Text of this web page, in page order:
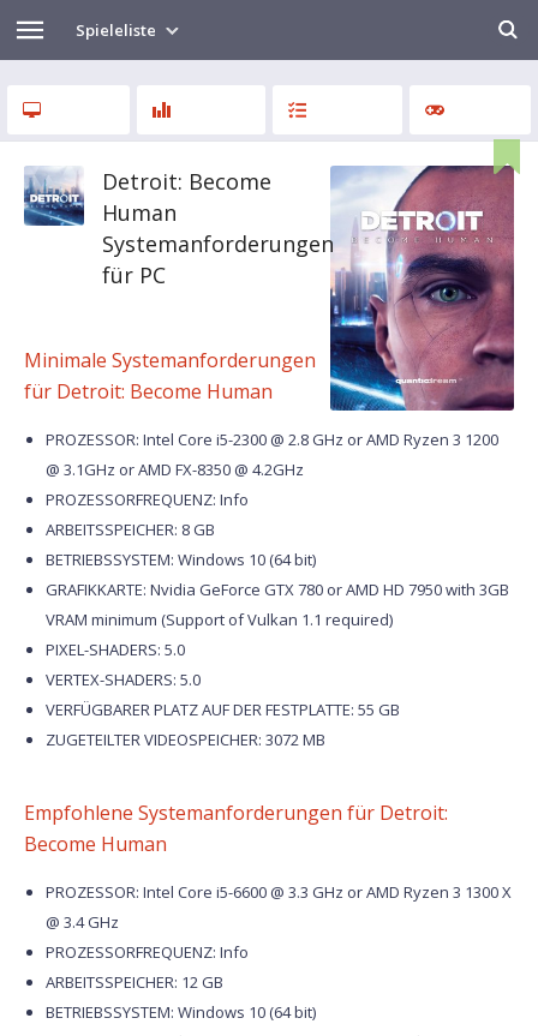
Spieleliste
Detroit: Become
Human
Systemanforderungen
für PC
Minimale Systemanforderungen
für Detroit: Become Human
PROZESSOR: Intel Core i5-2300 @ 2.8 GHz or AMD Ryzen 3 1200
@ 3.1GHz or AMD FX-8350 @ 4.2GHz
PROZESSORFREQUENZ: Info
ARBEITSSPEICHER: 8 GB
BETRIEBSSYSTEM: Windows 10 (64 bit)
GRAFIKKARTE: Nvidia GeForce GTX 780 or AMD HD 7950 with 3GB
VRAM minimum (Support of Vulkan 1.1 required)
PIXEL-SHADERS: 5.0
VERTEX-SHADERS: 5.0
VERFÜGBARER PLATZ AUF DER FESTPLATTE: 55 GB
ZUGETEILTER VIDEOSPEICHER: 3072 MB
Empfohlene Systemanforderungen für Detroit:
Become Human
PROZESSOR: Intel Core i5-6600 @ 3.3 GHz or AMD Ryzen 3 1300 X
@ 3.4 GHz
PROZESSORFREQUENZ: Info
ARBEITSSPEICHER: 12 GB
BETRIEBSSYSTEM: Windows 10 (64 bit)